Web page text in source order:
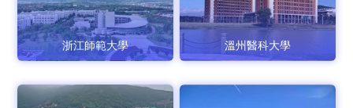
浙江師範大學 溫州醫科大學